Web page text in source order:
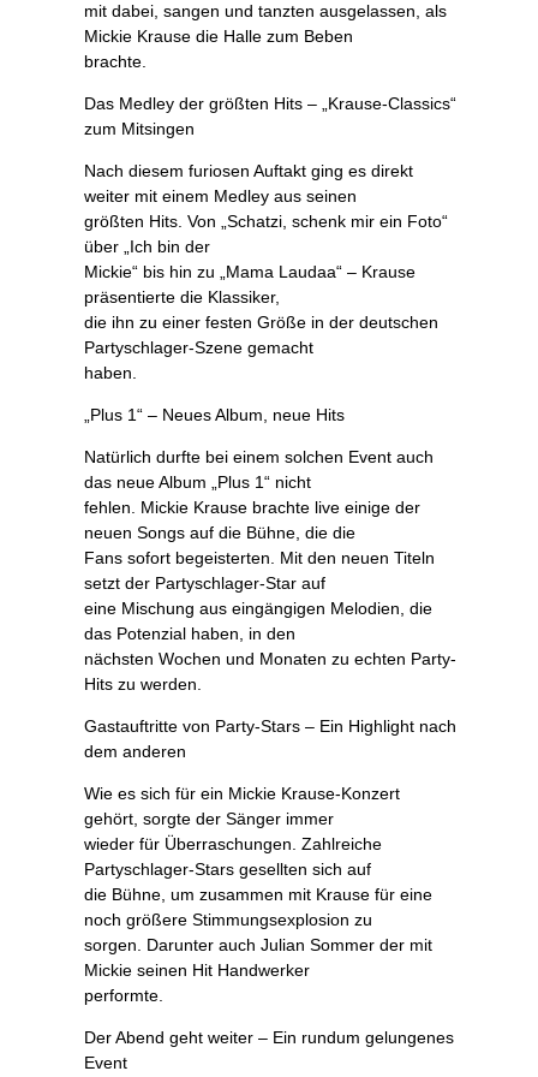
mit dabei, sangen und tanzten ausgelassen, als
Mickie Krause die Halle zum Beben
brachte.
Das Medley der größten Hits – „Krause-Classics“
zum Mitsingen
Nach diesem furiosen Auftakt ging es direkt
weiter mit einem Medley aus seinen
größten Hits. Von „Schatzi, schenk mir ein Foto“
über „Ich bin der
Mickie“ bis hin zu „Mama Laudaa“ – Krause
präsentierte die Klassiker,
die ihn zu einer festen Größe in der deutschen
Partyschlager-Szene gemacht
haben.
„Plus 1“ – Neues Album, neue Hits
Natürlich durfte bei einem solchen Event auch
das neue Album „Plus 1“ nicht
fehlen. Mickie Krause brachte live einige der
neuen Songs auf die Bühne, die die
Fans sofort begeisterten. Mit den neuen Titeln
setzt der Partyschlager-Star auf
eine Mischung aus eingängigen Melodien, die
das Potenzial haben, in den
nächsten Wochen und Monaten zu echten Party-
Hits zu werden.
Gastauftritte von Party-Stars – Ein Highlight nach
dem anderen
Wie es sich für ein Mickie Krause-Konzert
gehört, sorgte der Sänger immer
wieder für Überraschungen. Zahlreiche
Partyschlager-Stars gesellten sich auf
die Bühne, um zusammen mit Krause für eine
noch größere Stimmungsexplosion zu
sorgen. Darunter auch Julian Sommer der mit
Mickie seinen Hit Handwerker
performte.
Der Abend geht weiter – Ein rundum gelungenes
Event